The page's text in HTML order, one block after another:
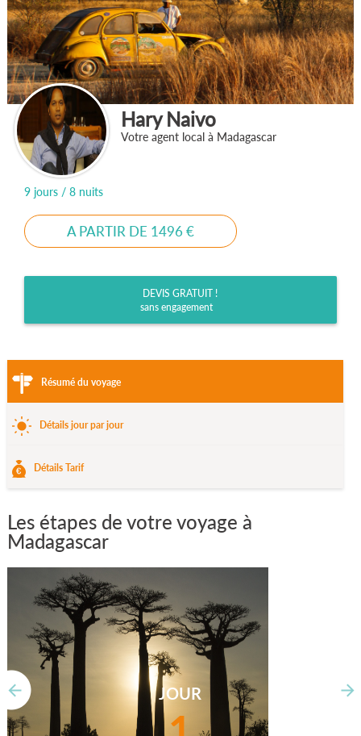
Hary Naivo
Votre agent local à Madagascar
9 jours / 8 nuits
A PARTIR DE 1496 €
DEVIS GRATUIT !
sans engagement
Résumé du voyage
Détails jour par jour
Détails Tarif
Les étapes de votre voyage à
Madagascar
JOUR